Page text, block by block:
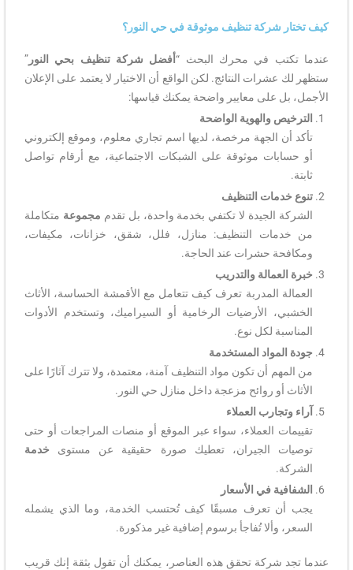
كيف تختار شركة تنظيف موثوقة في حي النور؟
عندما تكتب في محرك البحث “أفضل شركة تنظيف بحي النور ”
ستظهر لك عشرات النتائج. لكن الواقع أن الاختيار لا يعتمد على الإعلان
الأجمل، بل على معايير واضحة يمكنك قياسها:
الترخيص والهوية الواضحة
تأكد أن الجهة مرخصة، لديها اسم تجاري معلوم، وموقع إلكتروني
أو حسابات موثوقة على الشبكات الاجتماعية، مع أرقام تواصل
ثابتة.
تنوع خدمات التنظيف
الشركة الجيدة لا تكتفي بخدمة واحدة، بل تقدم مجموعة متكاملة
من خدمات التنظيف: منازل، فلل، شقق، خزانات، مكيفات،
ومكافحة حشرات عند الحاجة.
خبرة العمالة والتدريب
العمالة المدربة تعرف كيف تتعامل مع الأقمشة الحساسة، الأثاث
الخشبي، الأرضيات الرخامية أو السيراميك، وتستخدم الأدوات
المناسبة لكل نوع.
جودة المواد المستخدمة
من المهم أن تكون مواد التنظيف آمنة، معتمدة، ولا تترك آثارًا على
الأثاث أو روائح مزعجة داخل منازل حي النور.
آراء وتجارب العملاء
تقييمات العملاء، سواء عبر الموقع أو منصات المراجعات أو حتى
توصيات الجيران، تعطيك صورة حقيقية عن مستوى خدمة
الشركة.
الشفافية في الأسعار
يجب أن تعرف مسبقًا كيف تُحتسب الخدمة، وما الذي يشمله
السعر، وألا تُفاجأ برسوم إضافية غير مذكورة.
عندما تجد شركة تحقق هذه العناصر، يمكنك أن تقول بثقة إنك قريب